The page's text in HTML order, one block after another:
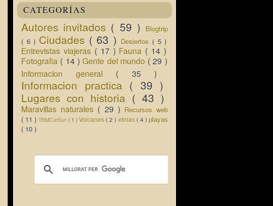
CATEGORÍAS
Autores invitados ( 59 )
Blogtrip
( 6 ) Ciudades ( 63 ) Desiertos ( 5 )
Entrevistas viajeras ( 17 ) Fauna ( 14 )
Fotografia ( 14 )Gente del mundo ( 29 )
Informacion general ( 35 )
Informacion practica ( 39 )
Lugares con historia ( 43 )
Maravillas naturales ( 29 ) Recursos web
( 11 )TBMCatSur ( 1 ) Volcanes ( 2 ) etnias ( 4 )playas
( 10 )